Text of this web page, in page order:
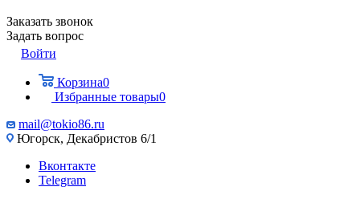
Заказать звонок
Задать вопрос
Войти
Корзина0
Избранные товары0
mail@tokio86.ru
Югорск, Декабристов 6/1
Вконтакте
Telegram